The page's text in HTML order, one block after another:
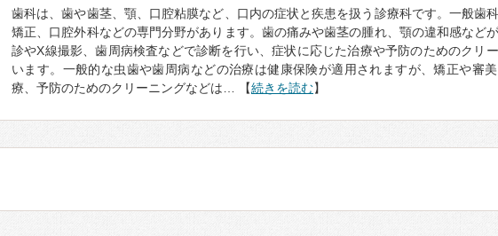
歯科は、歯や歯茎、顎、口腔粘膜など、口内の症状と疾患を扱う診療科です。一般歯
矯正、口腔外科などの専門分野があります。歯の痛みや歯茎の腫れ、顎の違和感など
診やX線撮影、歯周病検査などで診断を行い、症状に応じた治療や予防のためのクリ
います。一般的な虫歯や歯周病などの治療は健康保険が適用されますが、矯正や審
療、予防のためのクリーニングなどは… 【続きを読む】